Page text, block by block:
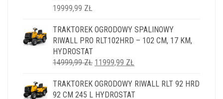
19999,99 ZŁ
TRAKTOREK OGRODOWY SPALINOWY
RIWALL PRO RLT102HRD – 102 CM, 17 KM,
HYDROSTAT
14999,99ZŁ PIERWOTNA
WYNOSIŁA:
14999,99 ZŁ.
11999,99 ZŁ
WYNOSI:
11999,99 ZŁ.
TRAKTOREK OGRODOWY RIWALL RLT 92 HRD
92 CM 245 L HYDROSTAT